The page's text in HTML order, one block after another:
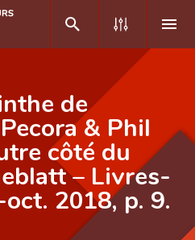
de
& Phil
côté du
– Livres-
2018, p. 9.